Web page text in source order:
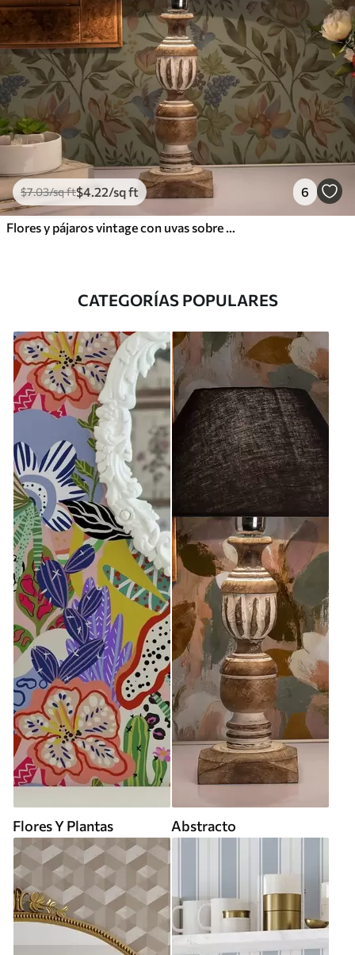
$7.03/sq ft$4.22/sq ft 6
Flores y pájaros vintage con uvas sobre fondo oliva
CATEGORÍAS POPULARES
Flores Y Plantas Abstracto